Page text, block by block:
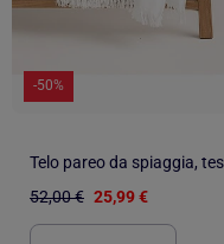
-50%
52,00 € 25,99 €